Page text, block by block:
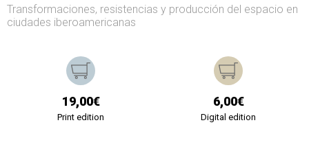
Transformaciones, resistencias y producción del espacio en
ciudades iberoamericanas
19,00€
Print edition
6,00€
Digital edition